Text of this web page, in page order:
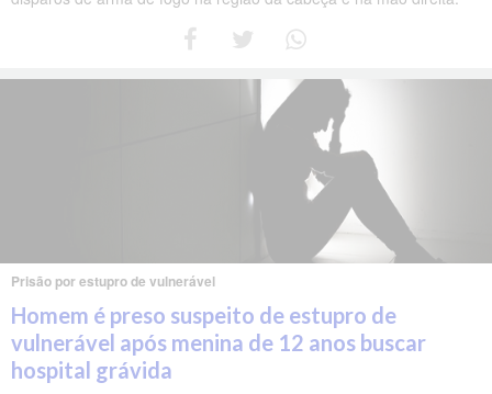
Prisão por estupro de vulnerável
Homem é preso suspeito de estupro de
vulnerável após menina de 12 anos buscar
hospital grávida